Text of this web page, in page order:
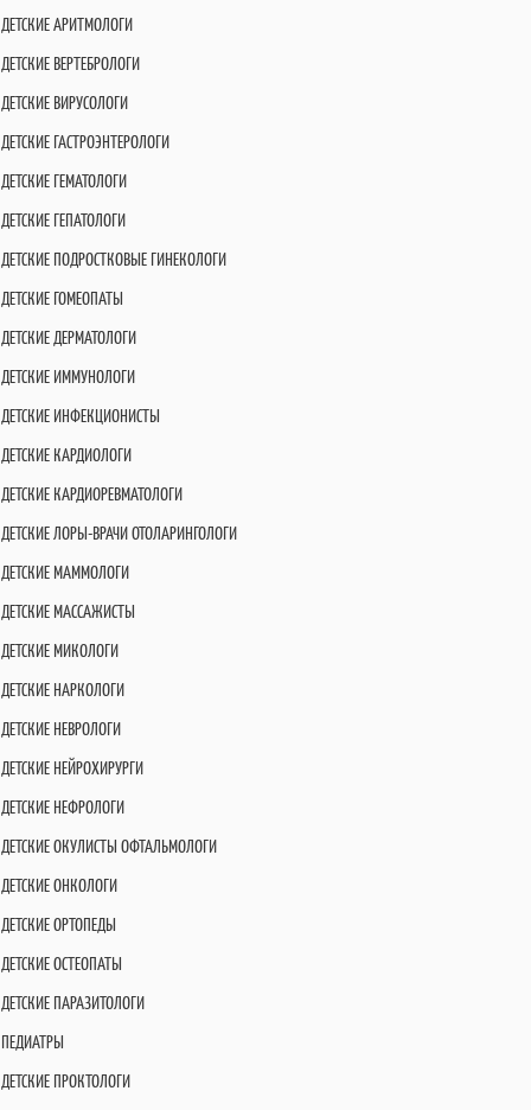
ДЕТСКИЕ АРИТМОЛОГИ
ДЕТСКИЕ ВЕРТЕБРОЛОГИ
ДЕТСКИЕ ВИРУСОЛОГИ
ДЕТСКИЕ ГАСТРОЭНТЕРОЛОГИ
ДЕТСКИЕ ГЕМАТОЛОГИ
ДЕТСКИЕ ГЕПАТОЛОГИ
ДЕТСКИЕ ПОДРОСТКОВЫЕ ГИНЕКОЛОГИ
ДЕТСКИЕ ГОМЕОПАТЫ
ДЕТСКИЕ ДЕРМАТОЛОГИ
ДЕТСКИЕ ИММУНОЛОГИ
ДЕТСКИЕ ИНФЕКЦИОНИСТЫ
ДЕТСКИЕ КАРДИОЛОГИ
ДЕТСКИЕ КАРДИОРЕВМАТОЛОГИ
ДЕТСКИЕ ЛОРЫ-ВРАЧИ ОТОЛАРИНГОЛОГИ
ДЕТСКИЕ МАММОЛОГИ
ДЕТСКИЕ МАССАЖИСТЫ
ДЕТСКИЕ МИКОЛОГИ
ДЕТСКИЕ НАРКОЛОГИ
ДЕТСКИЕ НЕВРОЛОГИ
ДЕТСКИЕ НЕЙРОХИРУРГИ
ДЕТСКИЕ НЕФРОЛОГИ
ДЕТСКИЕ ОКУЛИСТЫ ОФТАЛЬМОЛОГИ
ДЕТСКИЕ ОНКОЛОГИ
ДЕТСКИЕ ОРТОПЕДЫ
ДЕТСКИЕ ОСТЕОПАТЫ
ДЕТСКИЕ ПАРАЗИТОЛОГИ
ПЕДИАТРЫ
ДЕТСКИЕ ПРОКТОЛОГИ